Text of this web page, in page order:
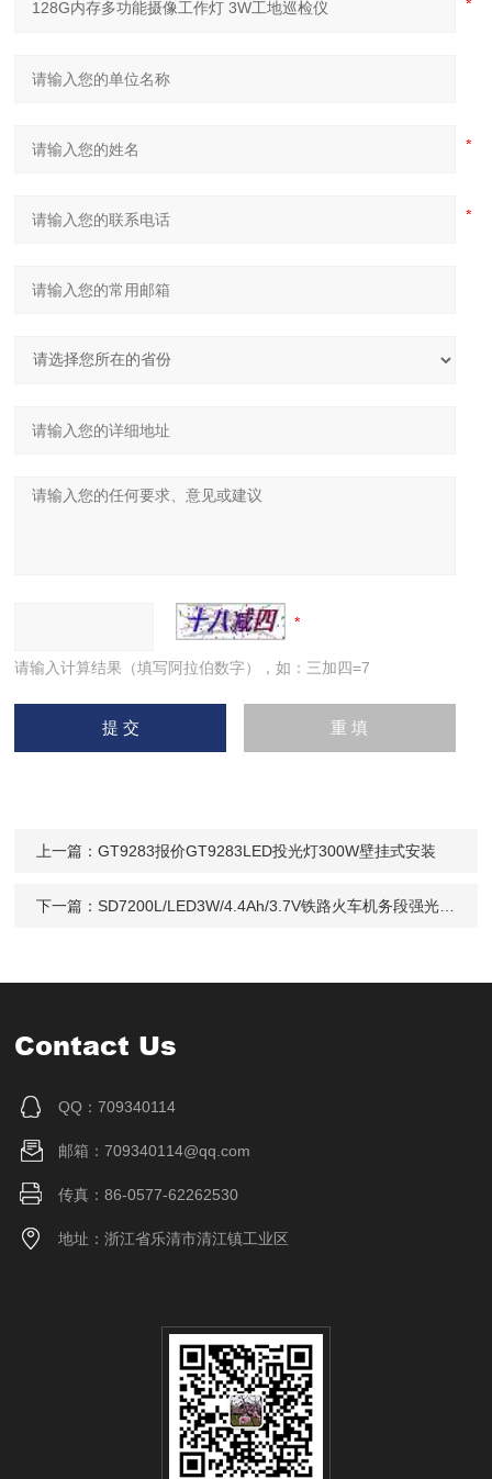
请输入计算结果（填写阿拉伯数字），如：三加四=7
上一篇：GT9283报价GT9283LED投光灯300W壁挂式安装
下一篇： SD7200L/LED3W/4.4Ah/3.7V铁路火车机务段强光信号灯IP65红黄绿白电筒
Contact Us
QQ：709340114
邮箱：709340114@qq.com
传真：86-0577-62262530
地址：浙江省乐清市清江镇工业区